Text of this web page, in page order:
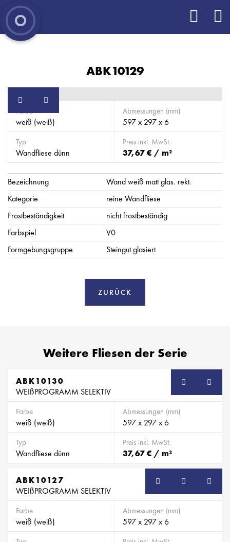
ABK10129
Farbe
weiß (weiß)
Abmessungen (mm)
597 x 297 x 6
Typ
Wandfliese dünn
Preis inkl. MwSt.
37,67 € / m²
Bezeichnung
Wand weiß matt glas. rekt.
Kategorie
reine Wandfliese
Frostbeständigkeit
nicht frostbeständig
Farbspiel
V0
Formgebungsgruppe
Steingut glasiert
ZURÜCK
Weitere Fliesen der Serie
ABK10130
WEIßPROGRAMM SELEKTIV
Farbe
weiß (weiß)
Abmessungen (mm)
597 x 297 x 6
Typ
Wandfliese dünn
Preis inkl. MwSt.
37,67 € / m²
ABK10127
WEIßPROGRAMM SELEKTIV
Farbe
weiß (weiß)
Abmessungen (mm)
597 x 297 x 6